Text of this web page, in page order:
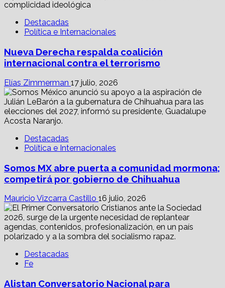
Destacadas
Política e Internacionales
Nueva Derecha respalda coalición
internacional contra el terrorismo
Elías Zimmerman 17 julio, 2026
Destacadas
Política e Internacionales
Somos MX abre puerta a comunidad mormona;
competirá por gobierno de Chihuahua
Mauricio Vizcarra Castillo 16 julio, 2026
Destacadas
Fe
Alistan Conversatorio Nacional para